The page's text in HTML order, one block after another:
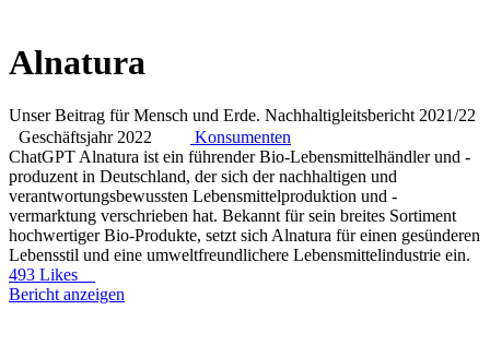
Alnatura
Unser Beitrag für Mensch und Erde. Nachhaltigleitsbericht 2021/22
Geschäftsjahr 2022
Konsumenten
ChatGPT Alnatura ist ein führender Bio-Lebensmittelhändler und -
produzent in Deutschland, der sich der nachhaltigen und
verantwortungsbewussten Lebensmittelproduktion und -
vermarktung verschrieben hat. Bekannt für sein breites Sortiment
hochwertiger Bio-Produkte, setzt sich Alnatura für einen gesünderen
Lebensstil und eine umweltfreundlichere Lebensmittelindustrie ein.
493 Likes
Bericht anzeigen